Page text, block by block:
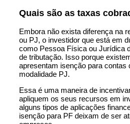
Quais são as taxas
Embora não exista diferença na
ou PJ, o investidor que está em
como Pessoa Física ou Jurídica
de tributação. Isso porque
apresentam isenção para contas
modalidade PJ.
Essa é uma maneira de
apliquem os seus recursos em
alguns tipos de aplicações
isenção para PF deixam de ser